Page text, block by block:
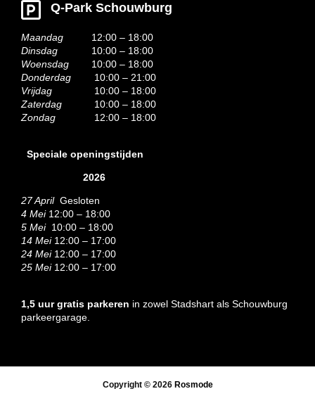
Q-Park Schouwburg
Maandag
12:00 – 18:00
Dinsdag
10:00 – 18:00
Woensdag
10:00 – 18:00
Donderdag
10:00 – 21:00
Vrijdag
10:00 – 18:00
Zaterdag
10:00 – 18:00
Zondag
12:00 – 18:00
Speciale openingstijden
2026
27 AprilGesloten
4 Mei12:00 – 18:00
5 Mei10:00 – 18:00
14 Mei12:00 – 17:00
24 Mei12:00 – 17:00
25 Mei 12:00 – 17:00
1,5 uur gratis parkeren in zowel Stadshart als Schouwburg
parkeergarage.
Copyright © 2026 Rosmode